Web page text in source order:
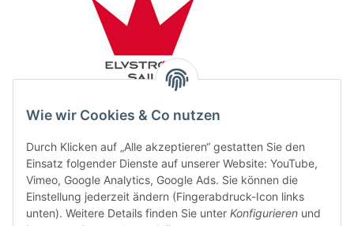
Wie wir Cookies & Co nutzen
Durch Klicken auf „Alle akzeptieren“ gestatten Sie den
Einsatz folgender Dienste auf unserer Website: YouTube,
Vimeo, Google Analytics, Google Ads. Sie können die
Einstellung jederzeit ändern (Fingerabdruck-Icon links
unten). Weitere Details finden Sie unter Konfigurieren und